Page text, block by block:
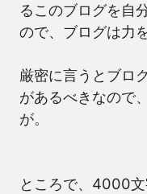
るこのブログを自
ので、ブログは力
厳密に言うとブロ
があるべきなので
が。
ところで、4000